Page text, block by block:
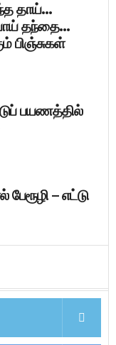
தாய்…
தந்தை…
பிஞ்சுகள்
பயணத்தில்
– எட்டு